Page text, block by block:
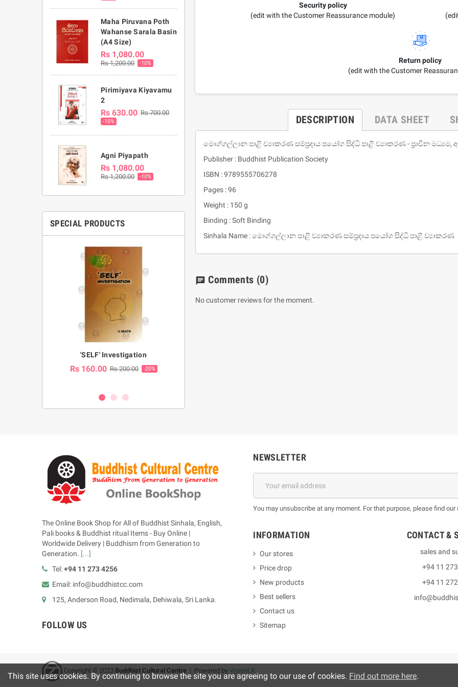
Maha Piruvana Poth
Wahanse Sarala Basin
(A4 Size)
Rs 1,080.00
Rs 1,200.00 -10%
Pirimiyava Kiyavamu
2
Rs 630.00 Rs 700.00
-10%
Agni Piyapath
Rs 1,080.00
Rs 1,200.00 -10%
SPECIAL PRODUCTS
'SELF' Investigation
Rs 160.00 Rs 200.00 -20%
Security policy
(edit with the Customer Reassurance module)
Return policy
(edit with the Customer
DESCRIPTION DATA SHEET
මොග්ගල්ලාන පාළි ව්‍යාකරණ සම්ප්‍රදාය පයෝග සිද්ධි පාළි ව්‍යාකරණ - ප්‍රාචීන
Publisher : Buddhist Publication Society
ISBN : 9789555706278
Pages : 96
Weight : 150 g
Binding : Soft Binding
Sinhala Name : මොග්ගල්ලාන පාළි ව්‍යාකරණ සම්ප්‍රදාය පයෝග සිද්ධි පාළි ව්‍යාකරණ
chat Comments (0)
No customer reviews for the moment.
The Online Book Shop for All of Buddhist Sinhala, English,
Pali books & Buddhist ritual Items - Buy Online |
Worldwide Delivery | Buddhism from Generation to
Generation. [...]
Tel:+94 11 273 4256
Email: info@buddhistcc.com
125, Anderson Road, Nedimala, Dehiwala, Sri Lanka.
FOLLOW US
NEWSLETTER
You may unsubscribe at any moment. For that purpose, please find
INFORMATION
Our stores
Price drop
New products
Best sellers
Contact us
Sitemap
CONTACT &
sales and
+94 11
+94 11
Copyright © 2023 Buddhist Cultural Centre | Powered by VisionLK
This site uses cookies. By continuing to browse the site you are agreeing to our use of cookies. Find out more here.